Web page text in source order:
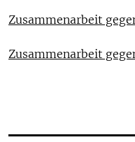
Zusammenarbeit
Zusammenarbeit